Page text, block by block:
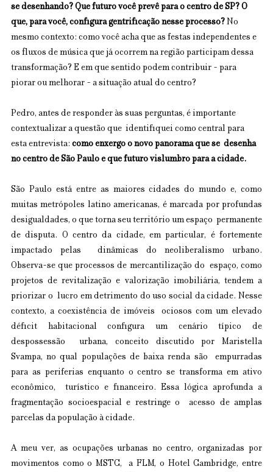
se desenhando? Que futuro você prevê para o centro de SP? O
que, para você, configura gentrificação nesse processo? No
mesmo contexto: como você acha que as festas independentes e
os fluxos de música que já ocorrem na região participam dessa
transformação? E em que sentido podem contribuir - para
piorar ou melhorar - a situação atual do centro?
Pedro, antes de responder às suas perguntas, é importante
contextualizar a questão que  identifiquei como central para
esta entrevista: como enxergo o novo panorama que se  desenha
no centro de São Paulo e que futuro vislumbro para a cidade.
São Paulo está entre as maiores cidades do mundo e, como
muitas metrópoles latino americanas, é marcada por profundas
desigualdades, o que torna seu território um espaço  permanente
de disputa. O centro da cidade, em particular, é fortemente
impactado pelas  dinâmicas do neoliberalismo urbano.
Observa-se que processos de mercantilização do  espaço, como
projetos de revitalização e valorização imobiliária, tendem a
priorizar o  lucro em detrimento do uso social da cidade. Nesse
contexto, a coexistência de imóveis  ociosos com um elevado
déficit habitacional configura um cenário típico de
despossessão  urbana, conceito discutido por Maristella
Svampa, no qual populações de baixa renda são  empurradas
para as periferias enquanto o centro se transforma em ativo
econômico,  turístico e financeiro. Essa lógica aprofunda a
fragmentação socioespacial e restringe o  acesso de amplas
parcelas da população à cidade.
A meu ver, as ocupações urbanas no centro, organizadas por
movimentos como o MSTC,  a FLM, o Hotel Cambridge, entre